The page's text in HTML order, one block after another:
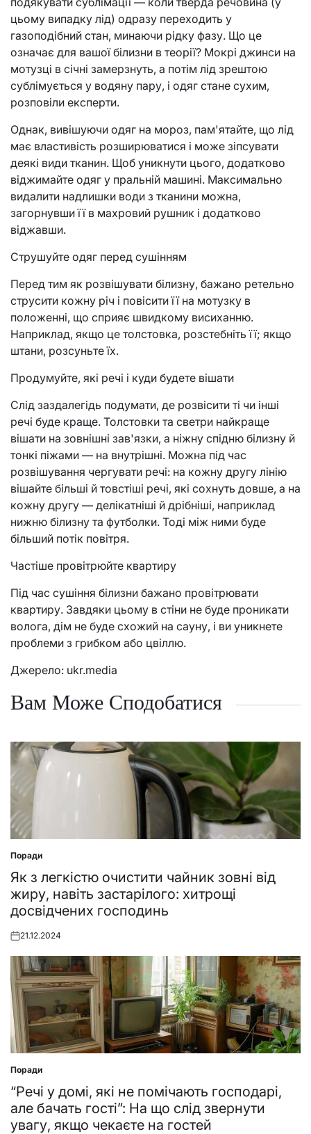
цьому випадку лід) одразу переходить у
газоподібний стан, минаючи рідку фазу. Що це
означає для вашої білизни в теорії? Мокрі джинси на
мотузці в січні замерзнуть, а потім лід зрештою
сублімується у водяну пару, і одяг стане сухим,
розповіли експерти.
Однак, вивішуючи одяг на мороз, пам'ятайте, що лід
має властивість розширюватися і може зіпсувати
деякі види тканин. Щоб уникнути цього, додатково
віджимайте одяг у пральній машині. Максимально
видалити надлишки води з тканини можна,
загорнувши її в махровий рушник і додатково
віджавши.
Струшуйте одяг перед сушінням
Перед тим як розвішувати білизну, бажано ретельно
струсити кожну річ і повісити її на мотузку в
положенні, що сприяє швидкому висиханню.
Наприклад, якщо це толстовка, розстебніть її; якщо
штани, розсуньте їх.
Продумуйте, які речі і куди будете вішати
Слід заздалегідь подумати, де розвісити ті чи інші
речі буде краще. Толстовки та светри найкраще
вішати на зовнішні зав'язки, а ніжну спідню білизну й
тонкі піжами — на внутрішні. Можна під час
розвішування чергувати речі: на кожну другу лінію
вішайте більші й товстіші речі, які сохнуть довше, а на
кожну другу — делікатніші й дрібніші, наприклад
нижню білизну та футболки. Тоді між ними буде
більший потік повітря.
Частіше провітрюйте квартиру
Під час сушіння білизни бажано провітрювати
квартиру. Завдяки цьому в стіни не буде проникати
волога, дім не буде схожий на сауну, і ви уникнете
проблеми з грибком або цвіллю.
Джерело: ukr.media
Вам Може Сподобатися
Posted
in
Поради
Як з легкістю очистити чайник зовні від
жиру, навіть застарілого: хитрощі
досвідчених господинь
Posted
21.12.2024
Posted
in
Поради
“Речі у домі, які не помічають господарі,
але бачать гості”: На що слід звернути
увагу, якщо чекаєте на гостей